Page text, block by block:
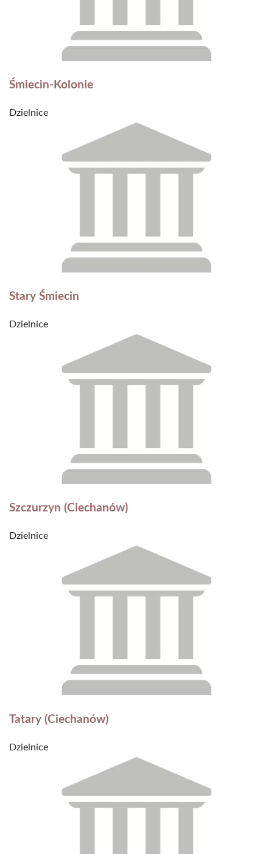
Śmiecin-Kolonie
Dzielnice
Stary Śmiecin
Dzielnice
Szczurzyn (Ciechanów)
Dzielnice
Tatary (Ciechanów)
Dzielnice